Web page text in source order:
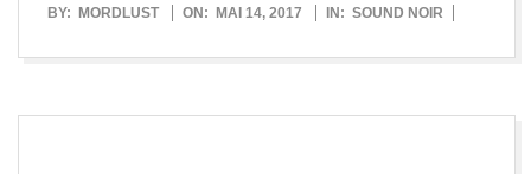
2017-
BY: MORDLUST ON: MAI 14, 2017 IN: SOUND NOIR